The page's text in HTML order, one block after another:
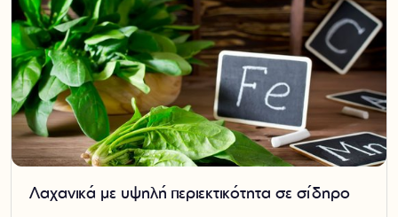
Λαχανικά με υψηλή περιεκτικότητα σε σίδηρο